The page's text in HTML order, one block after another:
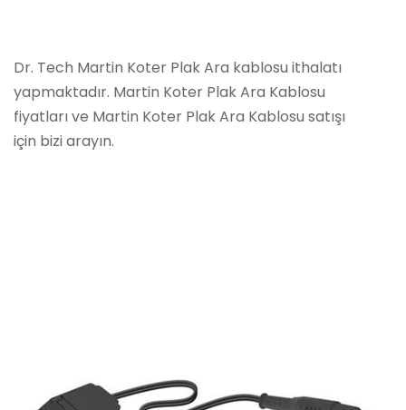
Dr. Tech Martin Koter Plak Ara kablosu ithalatı
yapmaktadır. Martin Koter Plak Ara Kablosu
fiyatları ve Martin Koter Plak Ara Kablosu satışı
için bizi arayın.